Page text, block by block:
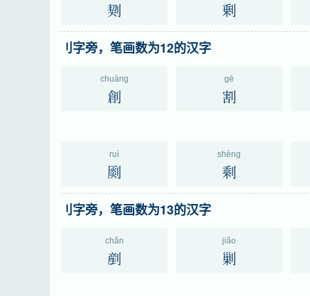
㓶 剰
刂字旁，笔画数为12的汉字
chuàng
創
gē
割
ruì
㓹
shèng
剩
刂字旁，笔画数为13的汉字
chǎn
剷
jiǎo
剿